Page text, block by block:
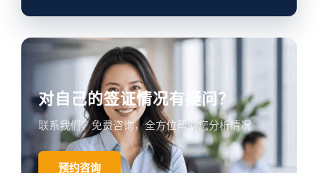
对自己的签证情况有疑问？
联系我们，免费咨询，全方位帮助您分析情况
预约咨询